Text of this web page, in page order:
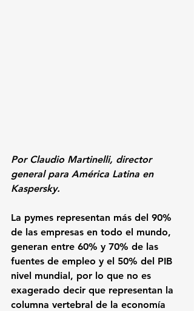
Por Claudio Martinelli, director
general para América Latina en
Kaspersky.
La pymes representan más del 90%
de las empresas en todo el mundo,
generan entre 60% y 70% de las
fuentes de empleo y el 50% del PIB
nivel mundial, por lo que no es
exagerado decir que representan la
columna vertebral de la economía